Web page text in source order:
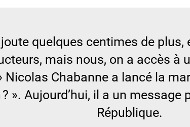
quelques centimes de
mais nous, on a accès à
Nicolas Chabanne a lancé la
? ». Aujourd’hui, il a un message
République.